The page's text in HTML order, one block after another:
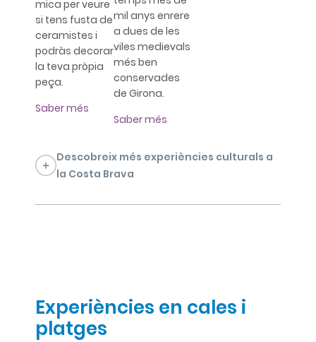
mica per veure
si tens fusta de
ceramistes i
podràs decorar
la teva pròpia
peça.
Saber més
mil anys enrere
a dues de les
viles medievals
més ben
conservades
de Girona.
Saber més
Descobreix més experiències culturals a
la Costa Brava
Experiències en cales i
platges